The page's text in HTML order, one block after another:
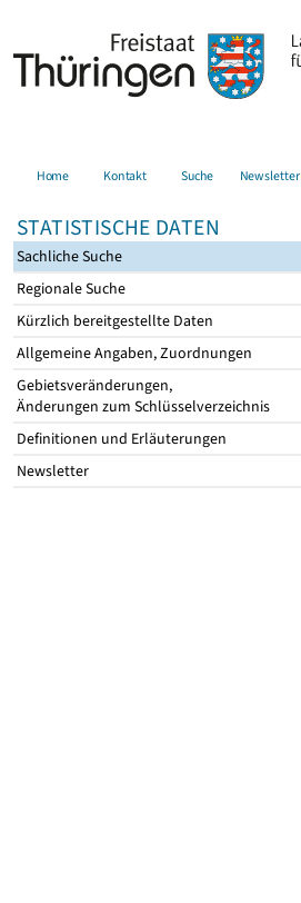
Home Kontakt Suche Newsletter
STATISTISCHE DATEN
Sachliche Suche
Regionale Suche
Kürzlich bereitgestellte Daten
Allgemeine Angaben, Zuordnungen
Gebietsveränderungen,
Änderungen zum Schlüsselverzeichnis
Definitionen und Erläuterungen
Newsletter